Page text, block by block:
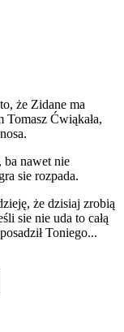
że Zidane ma
Ćwiąkała,
ba nawet nie
sie rozpada.
że dzisiaj zrobią
sie nie uda to całą
Toniego...